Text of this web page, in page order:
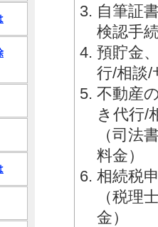
自筆証
検認手
預貯金
行/相談/
不動産
き代行/
（司法
料金）
相続税
（税理
金）